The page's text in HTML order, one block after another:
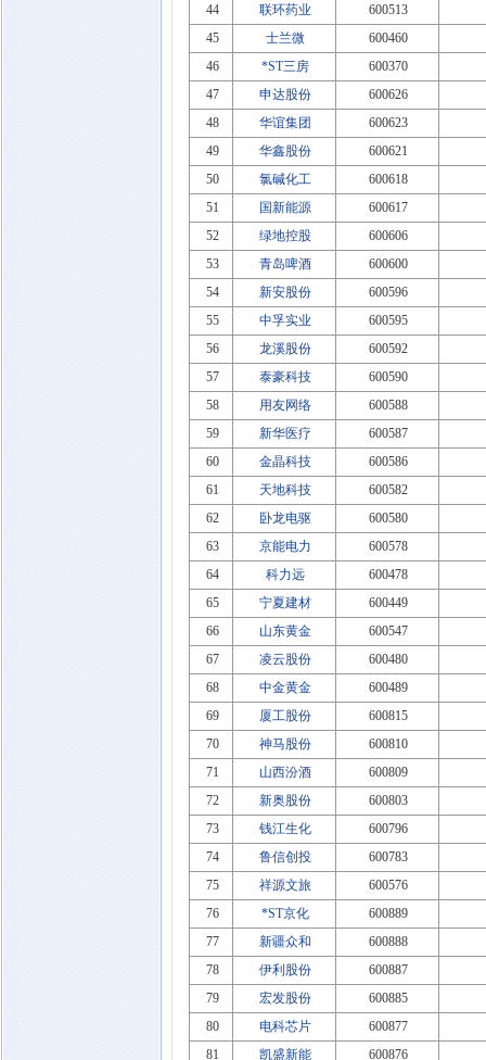
44
联环药业
600513
45
士兰微
600460
46
*ST三房
600370
47
申达股份
600626
48
华谊集团
600623
49
华鑫股份
600621
50
氯碱化工
600618
51
国新能源
600617
52
绿地控股
600606
53
青岛啤酒
600600
54
新安股份
600596
55
中孚实业
600595
56
龙溪股份
600592
57
泰豪科技
600590
58
用友网络
600588
59
新华医疗
600587
60
金晶科技
600586
61
天地科技
600582
62
卧龙电驱
600580
63
京能电力
600578
64
科力远
600478
65
宁夏建材
600449
66
山东黄金
600547
67
凌云股份
600480
68
中金黄金
600489
69
厦工股份
600815
70
神马股份
600810
71
山西汾酒
600809
72
新奥股份
600803
73
钱江生化
600796
74
鲁信创投
600783
75
祥源文旅
600576
76
*ST京化
600889
77
新疆众和
600888
78
伊利股份
600887
79
宏发股份
600885
80
电科芯片
600877
81
凯盛新能 600876